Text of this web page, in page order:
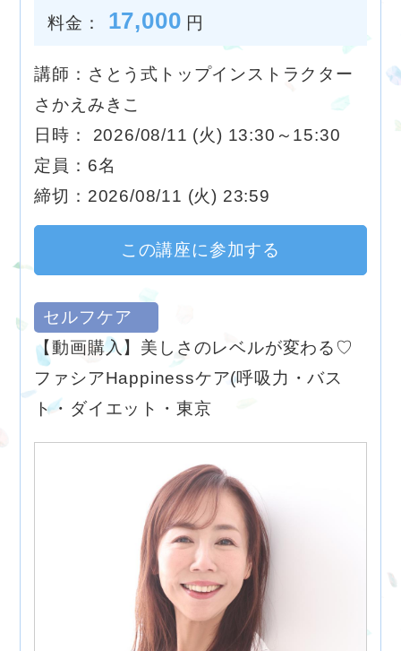
料金： 17,000 円
講師：さとう式トップインストラクター
さかえみきこ
日時： 2026/08/11 (火) 13:30～15:30
定員：6名
締切：2026/08/11 (火) 23:59
この講座に参加する
セルフケア
【動画購入】美しさのレベルが変わる♡
ファシアHappinessケア(呼吸力・バス
ト・ダイエット・東京